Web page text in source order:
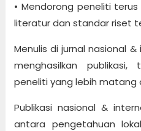
• Mendorong peneliti
literatur dan standar riset
Menulis di jurnal nasional
menghasilkan
peneliti yang lebih matang
Publikasi nasional &
antara pengetahuan